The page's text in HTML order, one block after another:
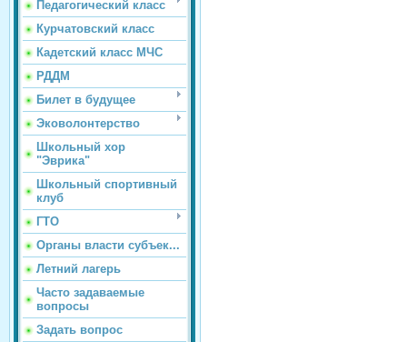
Педагогический класс
Курчатовский класс
Кадетский класс МЧС
РДДМ
Билет в будущее
Эковолонтерство
Школьный хор
"Эврика"
Школьный спортивный
клуб
ГТО
Органы власти субъек...
Летний лагерь
Часто задаваемые
вопросы
Задать вопрос